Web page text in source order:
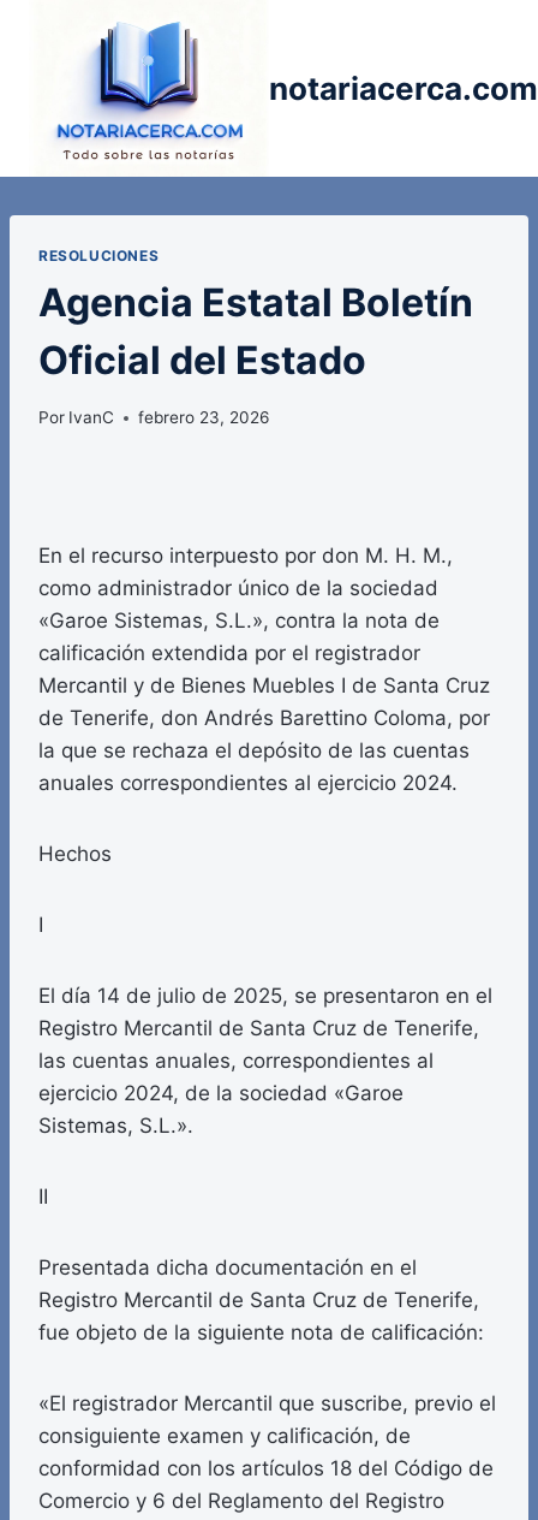
notariacerca.com
RESOLUCIONES
Agencia Estatal Boletín
Oficial del Estado
Por IvanC febrero 23, 2026
En el recurso interpuesto por don M. H. M.,
como administrador único de la sociedad
«Garoe Sistemas, S.L.», contra la nota de
calificación extendida por el registrador
Mercantil y de Bienes Muebles I de Santa Cruz
de Tenerife, don Andrés Barettino Coloma, por
la que se rechaza el depósito de las cuentas
anuales correspondientes al ejercicio 2024.
Hechos
I
El día 14 de julio de 2025, se presentaron en el
Registro Mercantil de Santa Cruz de Tenerife,
las cuentas anuales, correspondientes al
ejercicio 2024, de la sociedad «Garoe
Sistemas, S.L.».
II
Presentada dicha documentación en el
Registro Mercantil de Santa Cruz de Tenerife,
fue objeto de la siguiente nota de calificación:
«El registrador Mercantil que suscribe, previo el
consiguiente examen y calificación, de
conformidad con los artículos 18 del Código de
Comercio y 6 del Reglamento del Registro